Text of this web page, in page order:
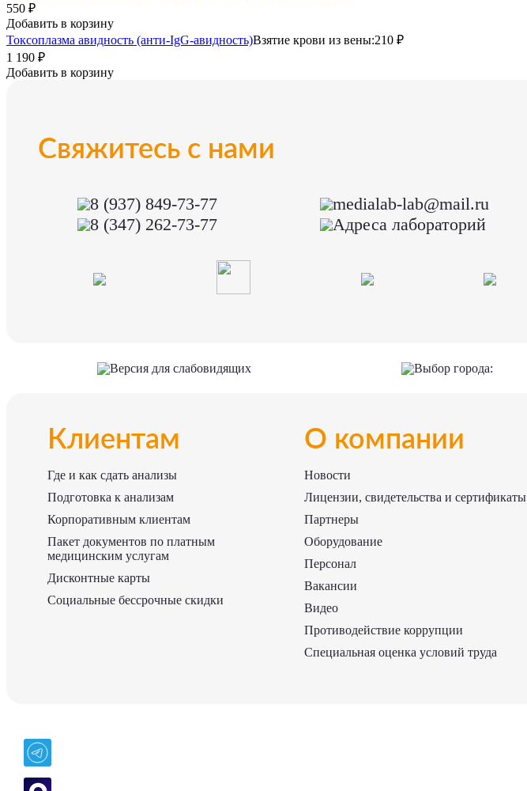
550 ₽
Добавить в корзину
Токсоплазма авидность (анти-IgG-авидность)Взятие крови из вены:210 ₽
1 190 ₽
Добавить в корзину
Свяжитесь с нами
8 (937) 849-73-77
8 (347) 262-73-77
medialab-lab@mail.ru
Адреса лабораторий
Версия для слабовидящих Выбор города:
Клиентам
Где и как сдать анализы
Подготовка к анализам
Корпоративным клиентам
Пакет документов по платным
медицинским услугам
Дисконтные карты
Социальные бессрочные скидки
О компании
Новости
Лицензии, свидетельства и сертификаты
Партнеры
Оборудование
Персонал
Вакансии
Видео
Противодействие коррупции
Специальная оценка условий труда